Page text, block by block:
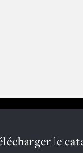
le